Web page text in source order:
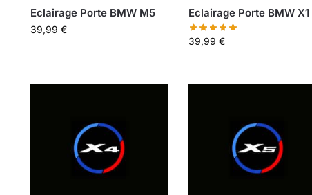
Eclairage Porte BMW M5
39,99 €
Eclairage Porte BMW X1
39,99€